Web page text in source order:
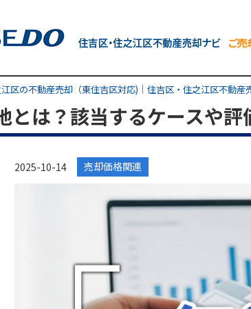
江区の不動産売却（東住吉区対応)│住吉区・住之江区不動産
とは？該当するケースや
2025-10-14 売却価格関連